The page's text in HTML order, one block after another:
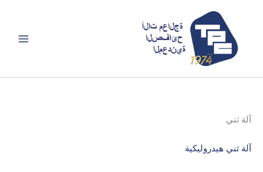
المحتوى
آلة ثني
آلة ثني هيدروليكية